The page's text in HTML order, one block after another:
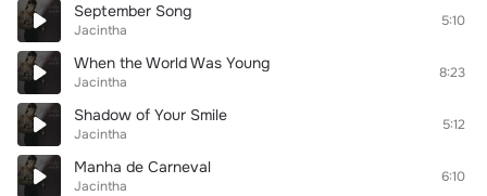
September Song
Jacintha
5:10
When the World Was Young
Jacintha
8:23
Shadow of Your Smile
Jacintha
5:12
Manha de Carneval
Jacintha
6:10